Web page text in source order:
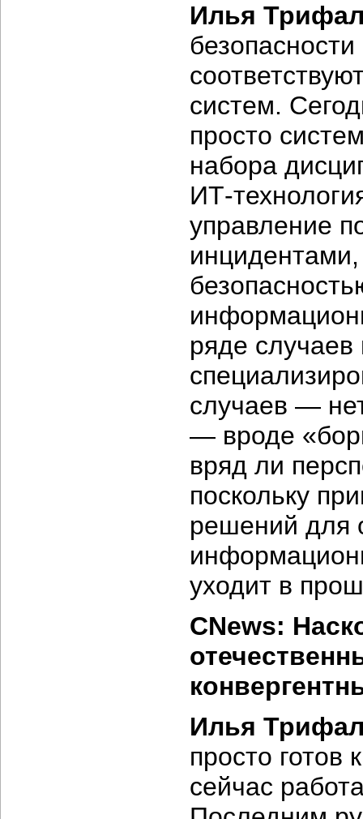
Илья
систем.
просто
набора
ИТ-
управление
ряде
случаев —
— вроде
вряд ли
поскольку
решений для
уходит в
CNews:
Илья
просто
сейчас